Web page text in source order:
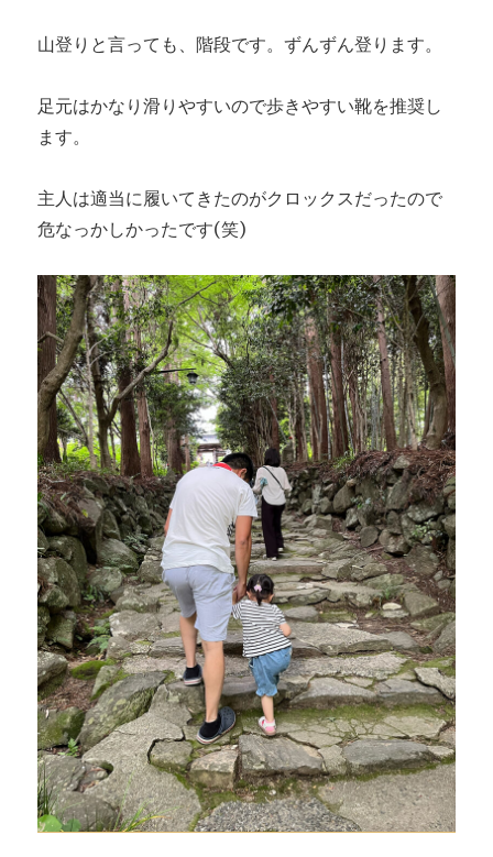
山登りと言っても、階段です。ずんずん登ります。
足元はかなり滑りやすいので歩きやすい靴を推奨し
ます。
主人は適当に履いてきたのがクロックスだったので
危なっかしかったです(笑)